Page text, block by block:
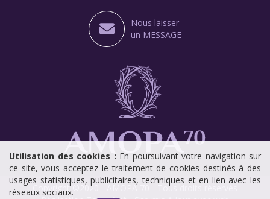
Utilisation des cookies : En poursuivant votre navigation sur
ce site, vous acceptez le traitement de cookies destinés à des
usages statistiques, publicitaires, techniques et en lien avec les
réseaux sociaux.
Nous laisser
un MESSAGE
Copyright ©2020 - AMOPA 70 - Tous droits réservés